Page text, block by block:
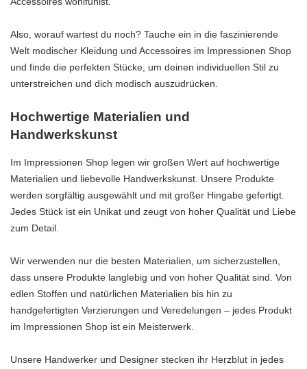
Also, worauf wartest du noch? Tauche ein in die faszinierende
Welt modischer Kleidung und Accessoires im Impressionen Shop
und finde die perfekten Stücke, um deinen individuellen Stil zu
unterstreichen und dich modisch auszudrücken.
Hochwertige Materialien und
Handwerkskunst
Im Impressionen Shop legen wir großen Wert auf hochwertige
Materialien und liebevolle Handwerkskunst. Unsere Produkte
werden sorgfältig ausgewählt und mit großer Hingabe gefertigt.
Jedes Stück ist ein Unikat und zeugt von hoher Qualität und Liebe
zum Detail.
Wir verwenden nur die besten Materialien, um sicherzustellen,
dass unsere Produkte langlebig und von hoher Qualität sind. Von
edlen Stoffen und natürlichen Materialien bis hin zu
handgefertigten Verzierungen und Veredelungen – jedes Produkt
im Impressionen Shop ist ein Meisterwerk.
Unsere Handwerker und Designer stecken ihr Herzblut in jedes